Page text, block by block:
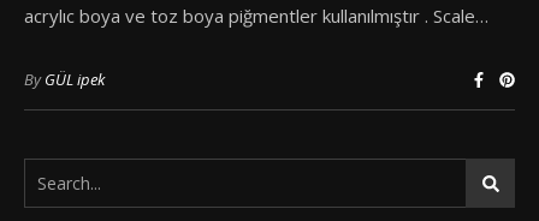
acrylıc boya ve toz boya piğmentler kullanılmıştır . Scale…
ByGÜL ipek